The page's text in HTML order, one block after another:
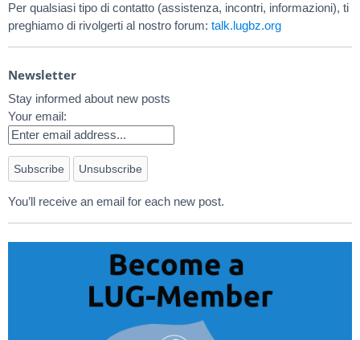
Per qualsiasi tipo di contatto (assistenza, incontri, informazioni), ti
preghiamo di rivolgerti al nostro forum: talk.lugbz.org
Newsletter
Stay informed about new posts
Your email:
You’ll receive an email for each new post.